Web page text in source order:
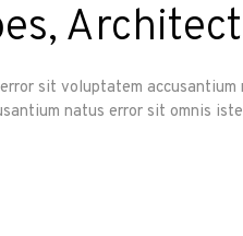
sit voluptatem
natus error sit omnis